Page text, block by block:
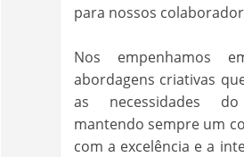
para nossos
Nos empenhamos
abordagens criativas
as necessidades
mantendo sempre um
com a excelência e a